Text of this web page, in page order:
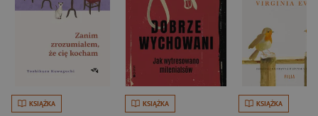
KSIĄŻKA KSIĄŻKA KSIĄŻKA